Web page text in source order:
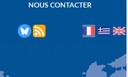
NOUS CONTACTER